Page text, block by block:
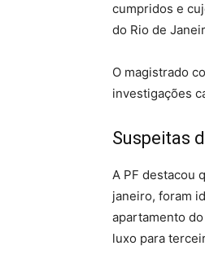
cumpridos e
do Rio de
O magistrado
investigações
Suspeitas
A PF destacou
janeiro, foram
apartamento
luxo para